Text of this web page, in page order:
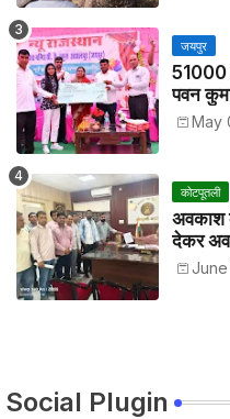
जयपुर
51000
पवन
May
कोटपूतली
अवकाश के
देकर
विरोध
के नाम
Social Plugin